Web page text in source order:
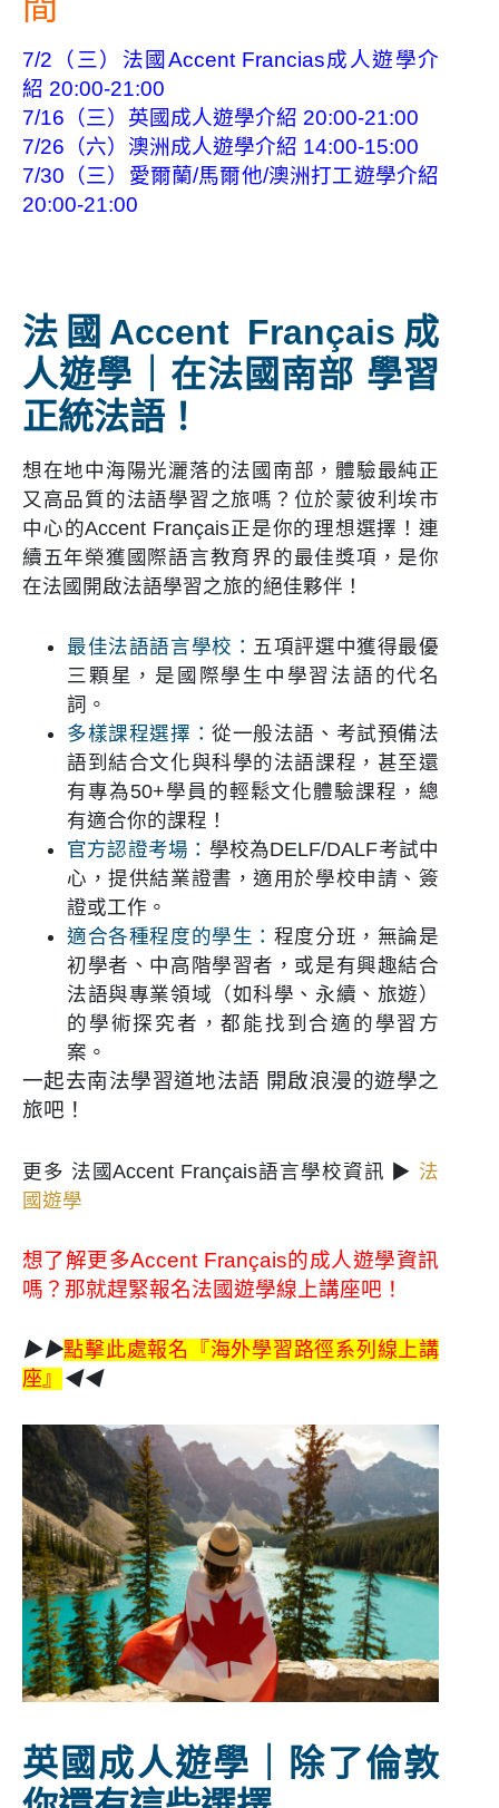
7/2（三）法國Accent Francias成人遊學介
紹 20:00-21:00
7/16（三）英國成人遊學介紹 20:00-21:00
7/26（六）澳洲成人遊學介紹 14:00-15:00
7/30（三）愛爾蘭/馬爾他/澳洲打工遊學介紹
20:00-21:00
法國Accent Français成
人遊學｜在法國南部 學習
正統法語！
想在地中海陽光灑落的法國南部，體驗最純正
又高品質的法語學習之旅嗎？位於蒙彼利埃市
中心的Accent Français正是你的理想選擇！連
續五年榮獲國際語言教育界的最佳獎項，是你
在法國開啟法語學習之旅的絕佳夥伴！
最佳法語語言學校： 五項評選中獲得最優
三顆星，是國際學生中學習法語的代名
詞。
多樣課程選擇：從一般法語、考試預備法
語到結合文化與科學的法語課程，甚至還
有專為50+學員的輕鬆文化體驗課程，總
有適合你的課程！
官方認證考場： 學校為DELF/DALF考試中
心，提供結業證書，適用於學校申請、簽
證或工作。
適合各種程度的學生： 程度分班，無論是
初學者、中高階學習者，或是有興趣結合
法語與專業領域（如科學、永續、旅遊）
的學術探究者，都能找到合適的學習方
案。
一起去南法學習道地法語 開啟浪漫的遊學之
旅吧！
更多 法國Accent Français語言學校資訊 ▶ 法
國遊學
想了解更多Accent Français的成人遊學資訊
嗎？那就趕緊報名法國遊學線上講座吧！
▶▶點擊此處報名『海外學習路徑系列線上講
座』
◀◀
英國成人遊學｜除了倫敦